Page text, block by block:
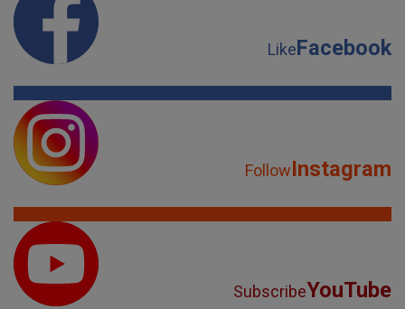
LikeFacebook
FollowInstagram
SubscribeYouTube